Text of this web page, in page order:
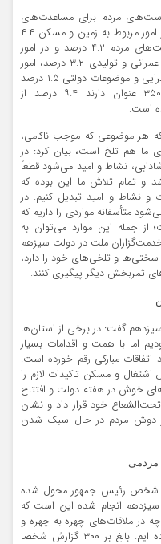
۲۱ درصد از درخواست‌های مردم برای مساعدت‌های
بانکی است؛ در امور اشتغال ۷.۶ درصد و در امور مربوط به زمین و مسکن ۴.۴
درصد، در امور بهداشتی و درمانی درخواست‌های مردم ۴.۲ درصد و در امور
اداری و مدیریتی ۴.۲ درصد، امور زیربنایی، عمرانی و تولیدی ۳.۲ درصد، امور
خدمات حمایتی ۲.۷، امور حاکمیتی، امور اجرایی و موضوعات دولتی ۱.۵ درصد
و سایر اموری که موضوعات کلانی با ۳۵۰ عنوان دارند ۹.۴ درصد از
است.
هر موضوعی که موجب ناکامی،
ما هم تلخ است، بیان کرد: در
نشاط و امید می‌شود قطعاً
و تمام تلاش ما این بوده که
و نشاط و امید تبدیل کنیم. در
متأسفانه مواردی را داریم که
جمله این موارد می‌توان به
خدمت‌گزاران ملت در دولت سیزهم
و تلخی‌های خود را دارد،
ثمربخش دیگر پیگیری ‌کنند.
گفت: در برخی از استان‌ها
اما با همت و اقدامات بسیار
مبارکی رقم خورده است.
و مسکن تاکیدات لازم را
خوش در هفته دولت و افتتاح
خود قرار داد و نشان
دوش مردم در حال سبک شدن
مردمی
به شخص رئیس جمهور محول شده
سیزدهم انجام شده این است که
در ملاقات‌های چهره به چهره و
چه در مراجعات مردمی به مرکز استثنا نکرده ایم. بالغ بر ۳۰۰ گزارش شخصا